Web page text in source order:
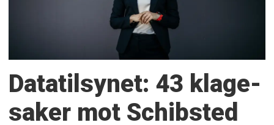
Datatilsynet: 43 klage­
saker mot Schibsted